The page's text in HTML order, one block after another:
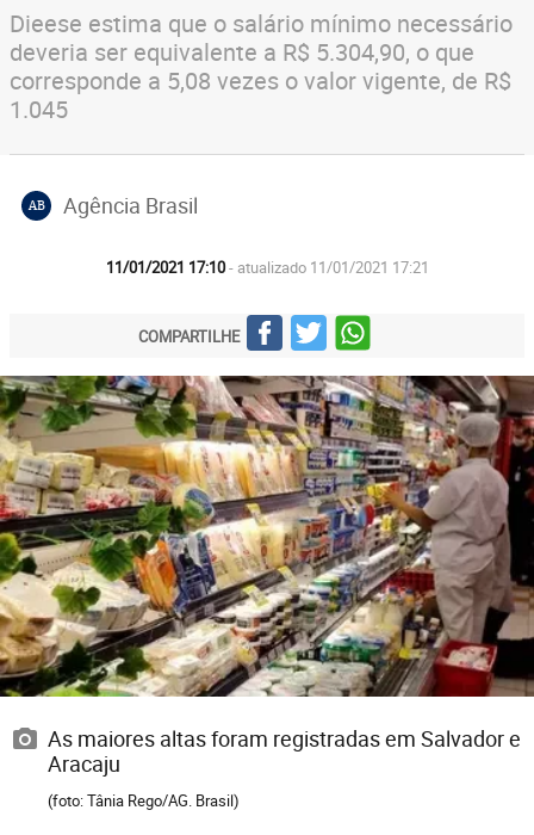
Dieese estima que o salário mínimo necessário
deveria ser equivalente a R$ 5.304,90, o que
corresponde a 5,08 vezes o valor vigente, de R$
1.045
AB Agência Brasil
11/01/2021 17:10- atualizado 11/01/2021 17:21
COMPARTILHE
As maiores altas foram registradas em Salvador e
Aracaju
(foto: Tânia Rego/AG. Brasil)